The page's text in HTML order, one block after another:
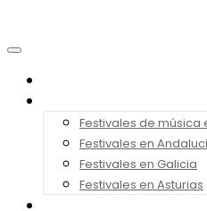
Festivales de música
Festivales en
Festivales en Galicia
Festivales en Asturias